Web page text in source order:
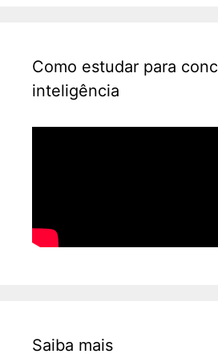
Como estudar para
inteligência
Saiba mais